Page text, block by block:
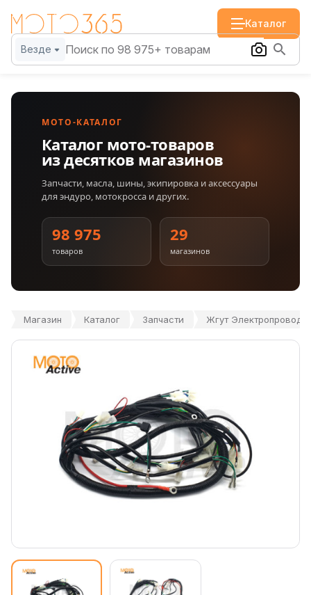
Каталог
Везде
МОТО-КАТАЛОГ
Каталог мото-товаров
из десятков магазинов
Запчасти, масла, шины, экипировка и аксессуары
для эндуро, мотокросса и других.
98 975
товаров
29
магазинов
Магазин Каталог Запчасти Жгут